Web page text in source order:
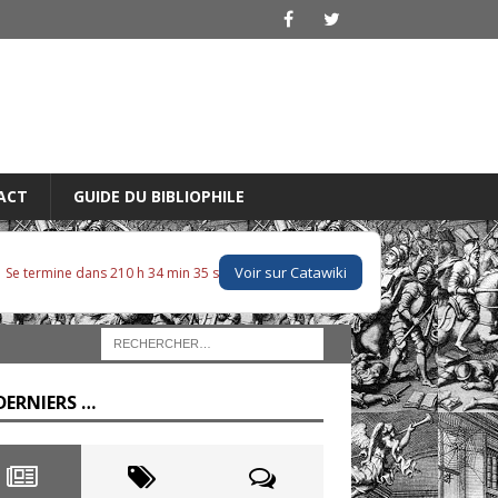
GUIDE DU BIBLIOPHILE
Se termine dans 210 h 34 min 34 s Voir sur Catawiki
…